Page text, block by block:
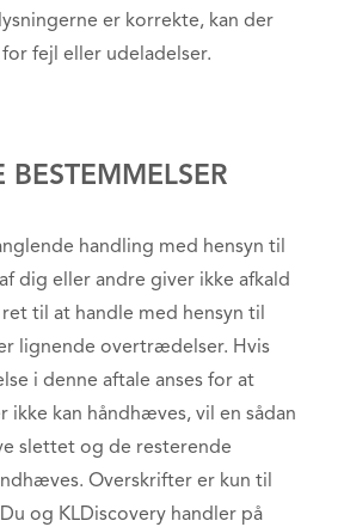
er korrekte, kan der
for fejl eller udeladelser.
BESTEMMELSER
handling med hensyn til
dig eller andre giver ikke afkald
til at handle med hensyn til
lignende overtrædelser. Hvis
i denne aftale anses for at
kan håndhæves, vil en sådan
slettet og de resterende
Overskrifter er kun til
og KLDiscovery handler på